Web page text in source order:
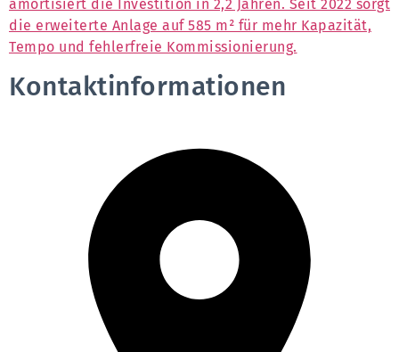
amortisiert die Investition in 2,2 Jahren. Seit 2022 sorgt
die erweiterte Anlage auf 585 m² für mehr Kapazität,
Tempo und fehlerfreie Kommissionierung.
Kontaktinformationen